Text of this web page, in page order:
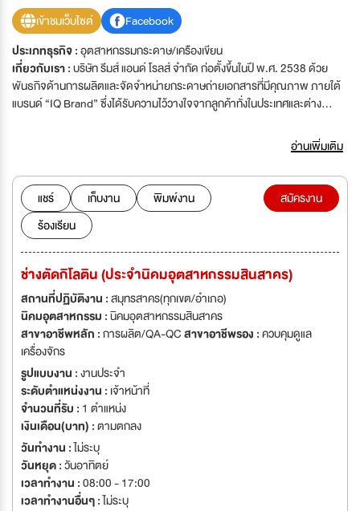
เข้าชมเว็บไซต์
Facebook
ประเภทธุรกิจ :อุตสาหกรรมกระดาษ/เครืองเขียน
เกี่ยวกับเรา :บริษัท รีมส์ แอนด์ โรลส์ จำกัด ก่อตั้งขึ้นในปี พ.ศ. 2538 ด้วย
พันธกิจด้านการผลิตและจัดจำหน่ายกระดาษถ่ายเอกสารที่มีคุณภาพ ภายใต้
แบรนด์ “IQ Brand” ซึ่งได้รับความไว้วางใจจากลูกค้าทั่งในประเทศและต่าง
กรุงเทพมหานคร และมีโรงงานผลิตกระดาษขนาดใหญ่ที่ทันสมัย บนพื้นที่กว่า
18,400 ตารางเมตร ในนิคมอุตสาหกรรมสินสาคร เรามุ่งมั่นพัฒนาอย่างต่อ
เนื่อง ทั้งในด้านเทคโนโลยีการผลิตและมาตรฐานคุณภาพ เพื่อตอบสนองความ
ต้องการของตลาดที่หลากหลาย ปัจจุบัน บริษัทฯ ได้จัดจำหน่ายและให้บริการ
กลุ่มผลิตภัณฑ์ตั้งแต่กระดาษถ่ายเอกสาร กระดาษสำนักงาน ตลอดจน
ผลิตภัณฑ์ด้านสุขอนามัยและการดูแลความสะอาด เช่น กระดาษทิชชู่ กระดาษ
ชำระ น้ำยาทำความสะอาด และถุงขยะ โดยทุกผลิตภัณฑ์ได้ผ่านการคัดสรร
วัตถุดิบที่เป็นมิตรต่อสิ่งแวดล้อม พร้อมมุ่งเน้นความยั่งยืนในทุกขั้นตอนของ
กระบวนการผลิต เพื่อยกระดับคุณภาพชีวิตของผู้บริโภคและตอบสนองความ
ต้องการในทุกภาคส่วนอย่างครบวงจร
อ่านเพิ่มเติม
แชร์ เก็บงาน
พิมพ์งาน
ร้องเรียน
สมัครงาน
ช่างตัดกิโลติน (ประจำนิคมอุตสาหกรรมสินสาคร)
สถานที่ปฏิบัติงาน :สมุทรสาคร(ทุกเขต/อำเภอ)
นิคมอุตสาหกรรม :นิคมอุตสาหกรรมสินสาคร
สาขาอาชีพหลัก :การผลิต/QA-QCสาขาอาชีพรอง :ควบคุมดูแล
เครื่องจักร
รูปแบบงาน :งานประจำ
ระดับตำแหน่งงาน : เจ้าหน้าที่
จำนวนที่รับ : 1 ตำแหน่ง
เงินเดือน(บาท) :ตามตกลง
วันทำงาน :ไม่ระบุ
วันหยุด :วันอาทิตย์
เวลาทำงาน :08:00 - 17:00
เวลาทำงานอื่นๆ :ไม่ระบุ